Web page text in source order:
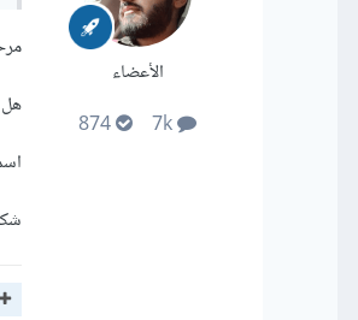
الأعضاء
هل